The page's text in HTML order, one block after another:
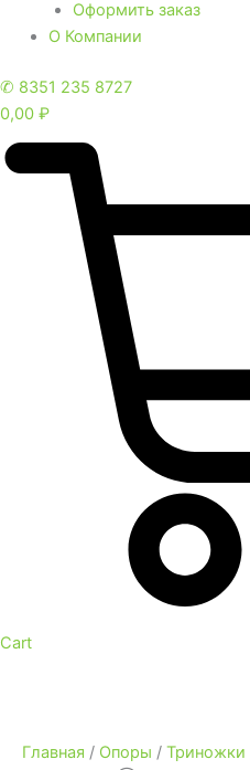
Оформить заказ
О Компании
✆ 8351 235 8727
0,00 ₽
Cart
Главная / Опоры / Триножки